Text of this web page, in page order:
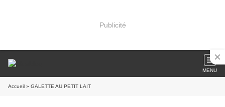
Publicité
MENU
Accueil » GALETTE AU PETIT LAIT